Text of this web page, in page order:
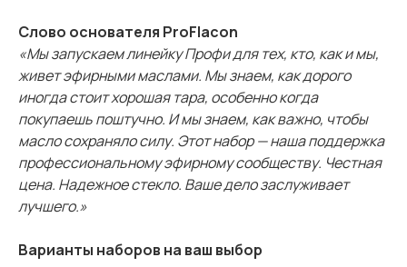
Слово основателя ProFlacon
«Мы запускаем линейку Профи для тех, кто, как и мы,
живет эфирными маслами. Мы знаем, как дорого
иногда стоит хорошая тара, особенно когда
покупаешь поштучно. И мы знаем, как важно, чтобы
масло сохраняло силу. Этот набор — наша поддержка
профессиональному эфирному сообществу. Честная
цена. Надежное стекло. Ваше дело заслуживает
лучшего.»
Варианты наборов на ваш выбор